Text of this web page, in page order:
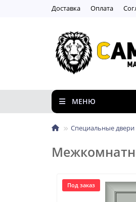
Доставка Оплата
МЕНЮ
Специальные двери
Под заказ